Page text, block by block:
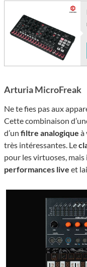
Arturia MicroFreak
Ne te fies pas aux
Cette combinaison
d’un filtre analogique à
très intéressantes. Le
pour les virtuoses,
performances live et